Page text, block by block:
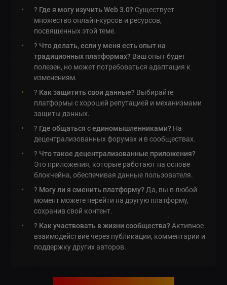
? Где я могу изучить Web 3.0? Существует
множество онлайн-курсов и ресурсов,
посвященных этой теме.
? Что делать, если у меня есть опыт на
традиционных платформах? Ваш опыт будет
полезен, но может потребоваться адаптация к
изменениям.
? Как защитить свои данные? Выбирайте
платформы с хорошей репутацией и механизмами
защиты данных.
?️ Где общаться с единомышленниками? На
децентрализованных форумах и в сообществах.
? Что такое децентрализованные приложения?
Это приложения, которые работают на основе
блокчейна, обеспечивая данные пользователя.
? Могу ли я сменить платформу? Да, вы в любой
момент можете перейти на другую платформу,
сохранив свой контент.
? Как участвовать в жизни сообщества?Активное
взаимодействие через публикации, комментарии и
поддержку других авторов.